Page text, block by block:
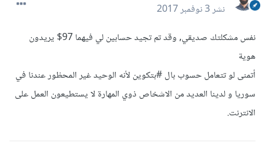
نشر3 نوفمبر 2017
نفس مشكلتك صديقي, وقد تم تجيد حسابين لي فيهما 97$ يريدون
هوية
أتمنى لو تتعامل حسوب بال #بتكوين لأنه الوحيد غير المحظور عندنا في
سوريا و لدينا العديد من الاشخاص ذوي المهارة لا يستطيعون العمل على
الانترنت.